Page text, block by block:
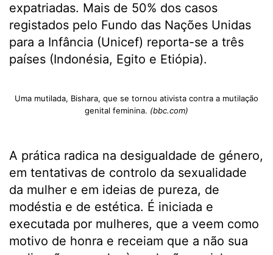
expatriadas. Mais de 50% dos casos
registados pelo Fundo das Nações Unidas
para a Infância (Unicef) reporta-se a três
países (Indonésia, Egito e Etiópia).
Uma mutilada, Bishara, que se tornou ativista contra a mutilação
genital feminina. (bbc.com)
A prática radica na desigualdade de género,
em tentativas de controlo da sexualidade
da mulher e em ideias de pureza, de
modéstia e de estética. É iniciada e
executada por mulheres, que a veem como
motivo de honra e receiam que a não sua